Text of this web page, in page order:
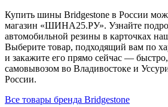
Купить шины Bridgestone в России
магазин «ШИНА25.РУ». Узнайте
автомобильной резины в карточках
Выберите товар, подходящий вам по
и закажите его прямо сейчас —
самовывозом во Владивостоке и
России.
Все товары бренда Bridgestone